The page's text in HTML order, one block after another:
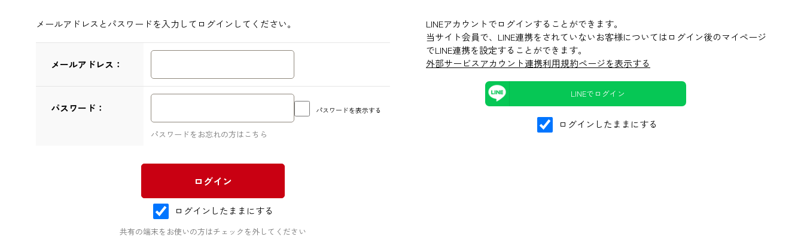
メールアドレスとパスワードを入力してログインしてください。
メールアドレス：
パスワード： パスワードを表示する
パスワードをお忘れの方はこちら
ログインしたままにする
共有の端末をお使いの方はチェックを外してください
LINEアカウントでログインすることができます。
当サイト会員で、LINE連携をされていないお客様についてはログイン後のマイページ
でLINE連携を設定することができます。
外部サービスアカウント連携利用規約ページを表示する
LINEでログイン
ログインしたままにする